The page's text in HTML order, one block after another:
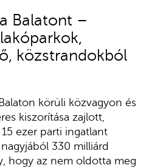
Balatont –
közstrandokból
körüli közvagyon és
kiszorítása zajlott,
ezer parti ingatlant
330 milliárd
hogy az nem oldotta meg